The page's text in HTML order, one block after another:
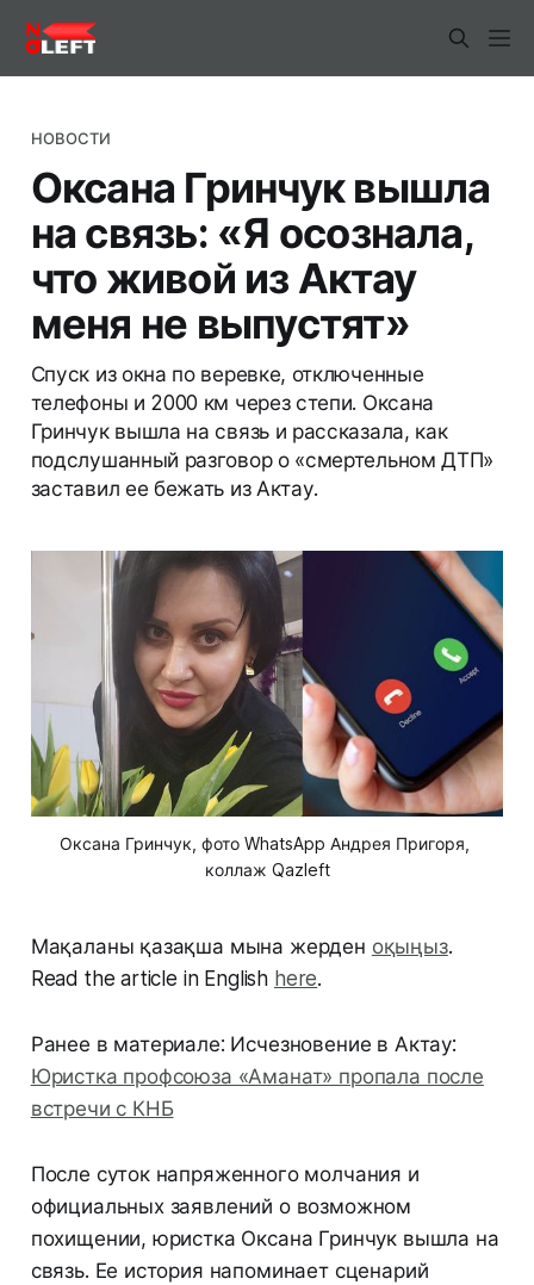
НОВОСТИ
Оксана Гринчук вышла
на связь: «Я осознала,
что живой из Актау
меня не выпустят»
Спуск из окна по веревке, отключенные
телефоны и 2000 км через степи. Оксана
Гринчук вышла на связь и рассказала, как
подслушанный разговор о «смертельном ДТП»
заставил ее бежать из Актау.
Оксана Гринчук, фото WhatsApp Андрея Пригоря,
коллаж Qazleft
Мақаланы қазақша мына жерден оқыңыз.
Read the article in English here.
Ранее в материале: Исчезновение в Актау:
Юристка профсоюза «Аманат» пропала после
встречи с КНБ
После суток напряженного молчания и
официальных заявлений о возможном
похищении, юристка Оксана Гринчук вышла на
связь. Ее история напоминает сценарий